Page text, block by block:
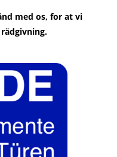
med os, for at vi